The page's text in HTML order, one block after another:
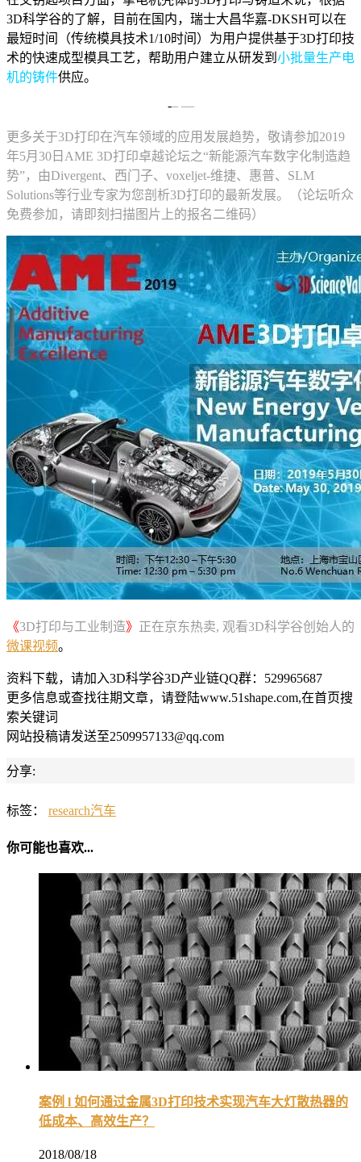
3D科学谷的了解，目前在国内，瑞士大昌华嘉-DKSH可以在
最短时间（传统模具技术1/10时间）为用户提供基于3D打印技
术的快速成型模具工艺，帮助用户建立从研发到 小批量生产电
机的铸件供应。
-– —
更多关于3D打印在汽车领域的应用发展趋势，敬请参加2019
年5月30日AME 3D打印卓越论坛之“新能源汽车数字化制造趋
势”，由Divergent、西门子、voxeljet-维捷、惠普、SLM
Solutions等行业专家为您剖析3D打印的最新发展。（论坛听众
免费参加，请即刻扫描图片上的报名二维码）
《3D打印与工业制造》 正在京东热卖, 观看3D科学谷创始人的
微课视频。
资料下载，请加入3D科学谷3D产业链QQ群：529965687
更多信息或查找往期文章，请登陆www.51shape.com,在首页搜
索关键词
网站投稿请发送至2509957133@qq.com
分享:
标签： research汽车
你可能也喜欢...
案例 l 如何通过金属3D打印技术实现汽车大灯散热器的
低成本、高效生产？
2018/08/18